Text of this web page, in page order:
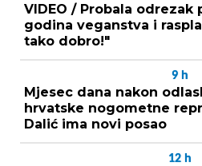
VIDEO / Probala odrezak
godina veganstva i
tako dobro!"
9 h
Mjesec dana nakon
hrvatske nogometne
Dalić ima novi posao
12 h